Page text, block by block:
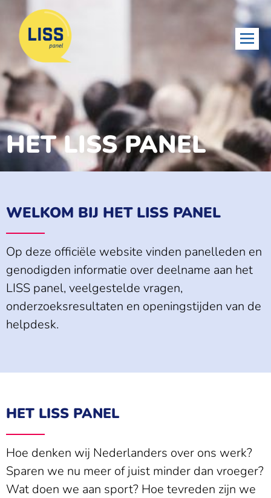
HET LISS PANEL
WELKOM BIJ HET LISS PANEL
Op deze officiële website vinden panelleden en
genodigden informatie over deelname aan het
LISS panel, veelgestelde vragen,
onderzoeksresultaten en openingstijden van de
helpdesk.
HET LISS PANEL
Hoe denken wij Nederlanders over ons werk?
Sparen we nu meer of juist minder dan vroeger?
Wat doen we aan sport? Hoe tevreden zijn we